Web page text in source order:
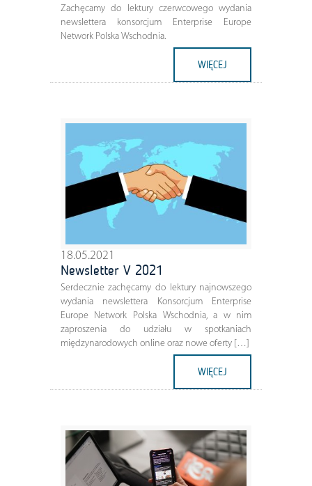
Zachęcamy do lektury czerwcowego wydania
newslettera konsorcjum Enterprise Europe
Network Polska Wschodnia.
WIĘCEJ
18.05.2021
Newsletter V 2021
Serdecznie zachęcamy do lektury najnowszego
wydania newslettera Konsorcjum Enterprise
Europe Network Polska Wschodnia, a w nim
zaproszenia do udziału w spotkaniach
międzynarodowych online oraz nowe oferty […]
WIĘCEJ